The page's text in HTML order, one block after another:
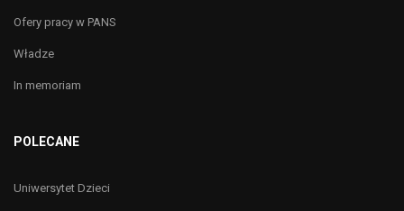
Ofery pracy w PANS
Władze
In memoriam
POLECANE
Uniwersytet Dzieci